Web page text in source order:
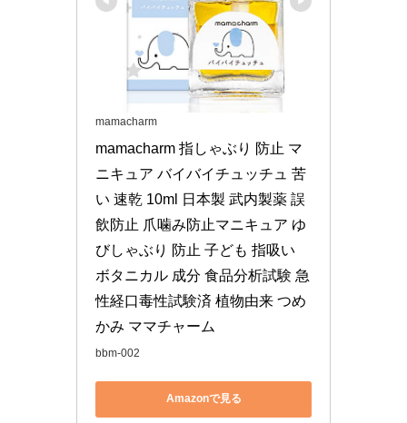
mamacharm
mamacharm 指しゃぶり 防止 マ
ニキュア バイバイチュッチュ 苦
い 速乾 10ml 日本製 武内製薬 誤
飲防止 爪噛み防止マニキュア ゆ
びしゃぶり 防止 子ども 指吸い
ボタニカル 成分 食品分析試験 急
性経口毒性試験済 植物由来 つめ
かみ ママチャーム
bbm-002
Amazonで見る